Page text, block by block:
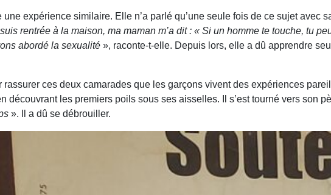
expérience similaire. Elle n’a parlé qu’une seule fois de ce sujet avec
rentrée à la maison, ma maman m’a dit : « Si un homme te touche, tu
abordé la sexualité », raconte-t-elle. Depuis lors, elle a dû apprendre
ces deux camarades que les garçons vivent des expériences
les premiers poils sous ses aisselles. Il s’est tourné vers son
». Il a dû se débrouiller.